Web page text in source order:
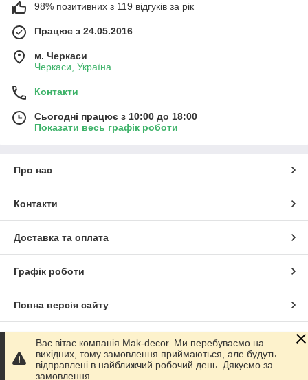
98% позитивних з 119 відгуків за рік
Працює з 24.05.2016
м. Черкаси
Черкаси, Україна
Контакти
Сьогодні працює з 10:00 до 18:00
Показати весь графік роботи
Про нас
Контакти
Доставка та оплата
Графік роботи
Повна версія сайту
Сайт створено на маркетплейсі Prom.ua
Політика конфіденційності
Вас вітає компанія Mak-decor. Ми перебуваємо на
вихідних, тому замовлення приймаються, але будуть
відправлені в найближчий робочий день. Дякуємо за
замовлення.